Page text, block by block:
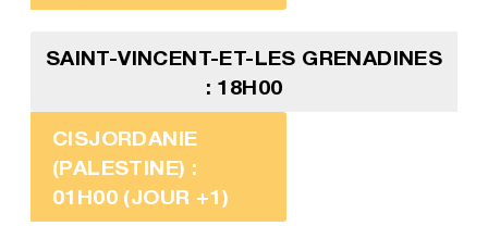
SAINT-VINCENT-ET-LES GRENADINES
: 18H00
CISJORDANIE
(PALESTINE) :
01H00 (JOUR +1)